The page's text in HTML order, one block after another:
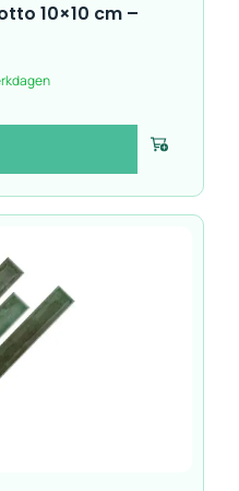
10×10 cm –
Voeg toe